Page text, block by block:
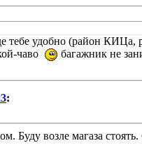
тебе удобно (район
чаво
багажник не
:
Буду возле магаза